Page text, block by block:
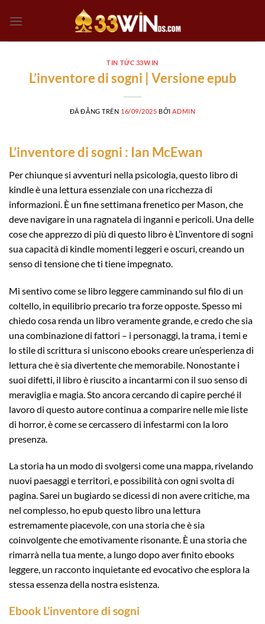
đến
TIN TỨC 33WIN
L’inventore di sogni | Versione epub
ĐÃ ĐĂNG TRÊN 16/09/2025 BỞI ADMIN
L’inventore di sogni : Ian McEwan
Per chiunque si avventuri nella psicologia, questo libro di
kindle è una lettura essenziale con una ricchezza di
informazioni. È un fine settimana frenetico per Mason, che
deve navigare in una ragnatela di inganni e pericoli. Una delle
cose che apprezzo di più di questo libro è L’inventore di sogni
sua capacità di kindle momenti leggeri e oscuri, creando un
senso di tensione che ti tiene impegnato.
Mi sentivo come se libro leggere camminando sul filo di un
coltello, in equilibrio precario tra forze opposte. Spesso mi
chiedo cosa renda un libro veramente grande, e credo che sia
una combinazione di fattori – i personaggi, la trama, i temi e
lo stile di scrittura si uniscono ebooks creare un’esperienza di
lettura che è sia divertente che memorabile. Nonostante i
suoi difetti, il libro è riuscito a incantarmi con il suo senso di
meraviglia e magia. Sto ancora cercando di capire perché il
lavoro di questo autore continua a comparire nelle mie liste
di horror, è come se cercassero di infestarmi con la loro
presenza.
La storia ha un modo di svolgersi come una mappa, rivelando
nuovi paesaggi e territori, e possibilità con ogni svolta di
pagina. Sarei un bugiardo se dicessi di non avere critiche, ma
nel complesso, ho epub questo libro una lettura
estremamente piacevole, con una storia che è sia
coinvolgente che emotivamente risonante. È una storia che
rimarrà nella tua mente, a lungo dopo aver finito ebooks
leggere, un racconto inquietante ed evocativo che esplora la
stessa essenza della nostra esistenza.
Ebook L’inventore di sogni